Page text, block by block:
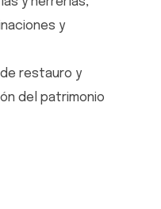
y
restauro y
del patrimonio